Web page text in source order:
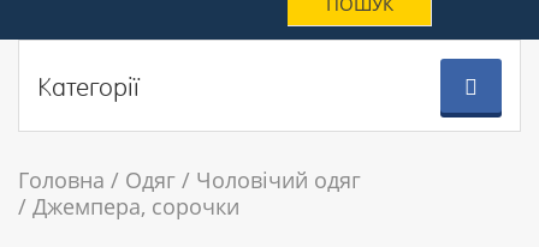
Категорії
Головна Одяг
Чоловічий одяг
Джемпера, сорочки